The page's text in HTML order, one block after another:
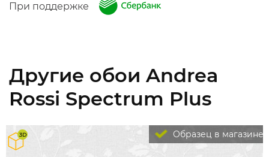
При поддержке
Другие обои Andrea
Rossi Spectrum Plus
Образец в магазине